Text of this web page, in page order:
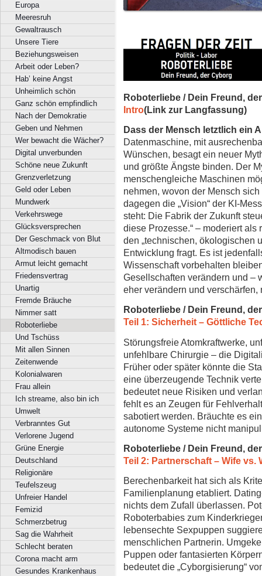
Europa
Meeresruh
Gewaltrausch
Unsere Tiere
Beziehungsweisen
Arbeit oder Leben?
Hab’ keine Angst
Unheimlich schön
Ganz schön empfindlich
Nach der Demokratie
Geben und Nehmen
Wer bewacht die Wächer?
Digital unverbunden
Schöne neue Zukunft
Grenzverletzung
Geld oder Leben
Mundwerk
Verkehrswege
Glücksversprechen
Der Geschmack von Blut
Altmodisch bauen
Armut leicht gemacht
Friedensvertrag
Unartig
Fremde Bräuche
Nimmer satt
Roboterliebe
Und Tschüss
Mit allen Sinnen
Zeitenwende
Kolonialwaren
Frau allein
Ich streame, also bin ich
Umwelt
Verbranntes Gut
Verlorene Jugend
Grüne Energie
Deutschland
Religionäre
Teufelszeug
Unfreier Handel
Femizid
Schmerzbetrug
Sag die Wahrheit
Schlecht beraten
Corona macht arm
Gesundes Krankenhaus
Roboterliebe / Dein Freund,
Intro(Link zur Langfassung)
Dass der Mensch letztlich ein
Datenmaschine, mit
Wünschen, besagt ein neuer
und größte Ängste binden. Der
menschengleiche Maschinen
nehmen, wovon der Mensch
dagegen die „Vision“ der KI-
steht: Die Fabrik der Zukunft
diese Prozesse.“ – moderiert
den „technischen, ökologischen
Entwicklung fragt. Es ist
Wissenschaft vorbehalten
Gesellschaften verändern und –
eher verändern und verschärfen,
Roboterliebe / Dein Freund,
Teil 1: Sicherheit – Göttliche
Störungsfreie Atomkraftwerke,
unfehlbare Chirurgie – die
Früher oder später könnte die
eine überzeugende Technik
bedeutet neue Risiken und
fehlt es an Zeugen für
sabotiert werden. Bräuchte es
autonome Systeme nicht
Roboterliebe / Dein Freund,
Teil 2: Partnerschaft – Wife vs.
Berechenbarkeit hat sich als
Familienplanung etabliert.
nichts dem Zufall überlassen.
Roboterbabies zum
lebensechte Sexpuppen
menschlichen Partnerin.
Puppen oder fantasierten
bedeutet die „Cyborgisierung“